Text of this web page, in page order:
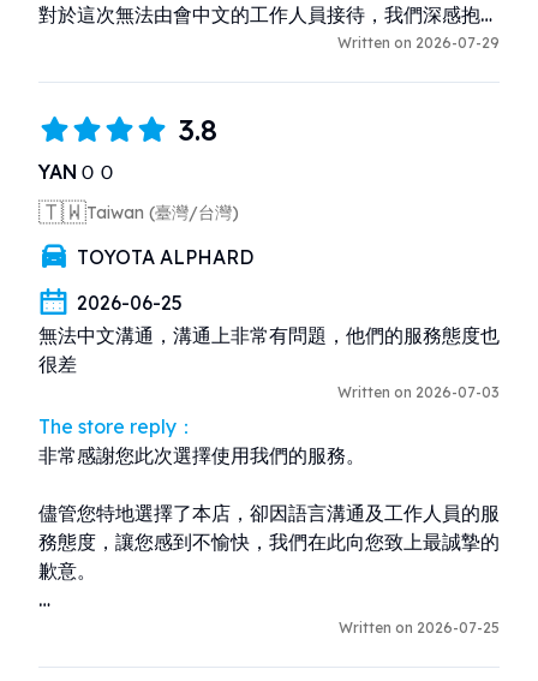
對於這次無法由會中文的工作人員接待，我們深感抱
歉。目前我們透過翻譯工具與聊天訊息協助溝通，未來
次光臨！
Written on 2026-07-29
3.8
YANＯＯ
🇹🇼Taiwan (臺灣/台灣)
TOYOTA ALPHARD
2026-06-25
無法中文溝通，溝通上非常有問題，他們的服務態度也
很差
Written on 2026-07-03
The store reply：
非常感謝您此次選擇使用我們的服務。
儘管您特地選擇了本店，卻因語言溝通及工作人員的服
務態度，讓您感到不愉快，我們在此向您致上最誠摯的
歉意。
為了讓旅程能夠順利開始，我們希望大部分的租車手續
Written on 2026-07-25